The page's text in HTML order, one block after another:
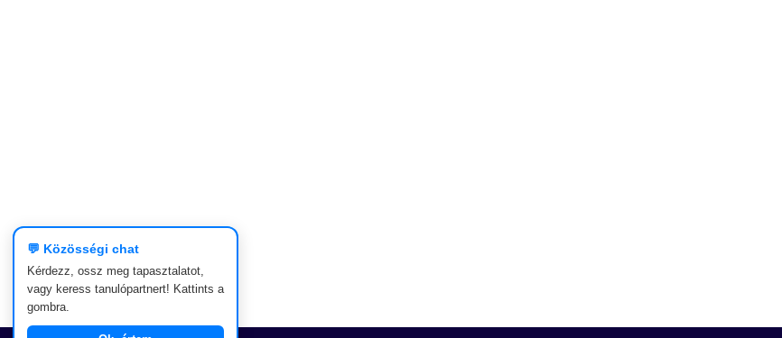
💬 Közösségi chat
Kérdezz, ossz meg tapasztalatot,
vagy keress tanulópartnert! Kattints a
gombra.